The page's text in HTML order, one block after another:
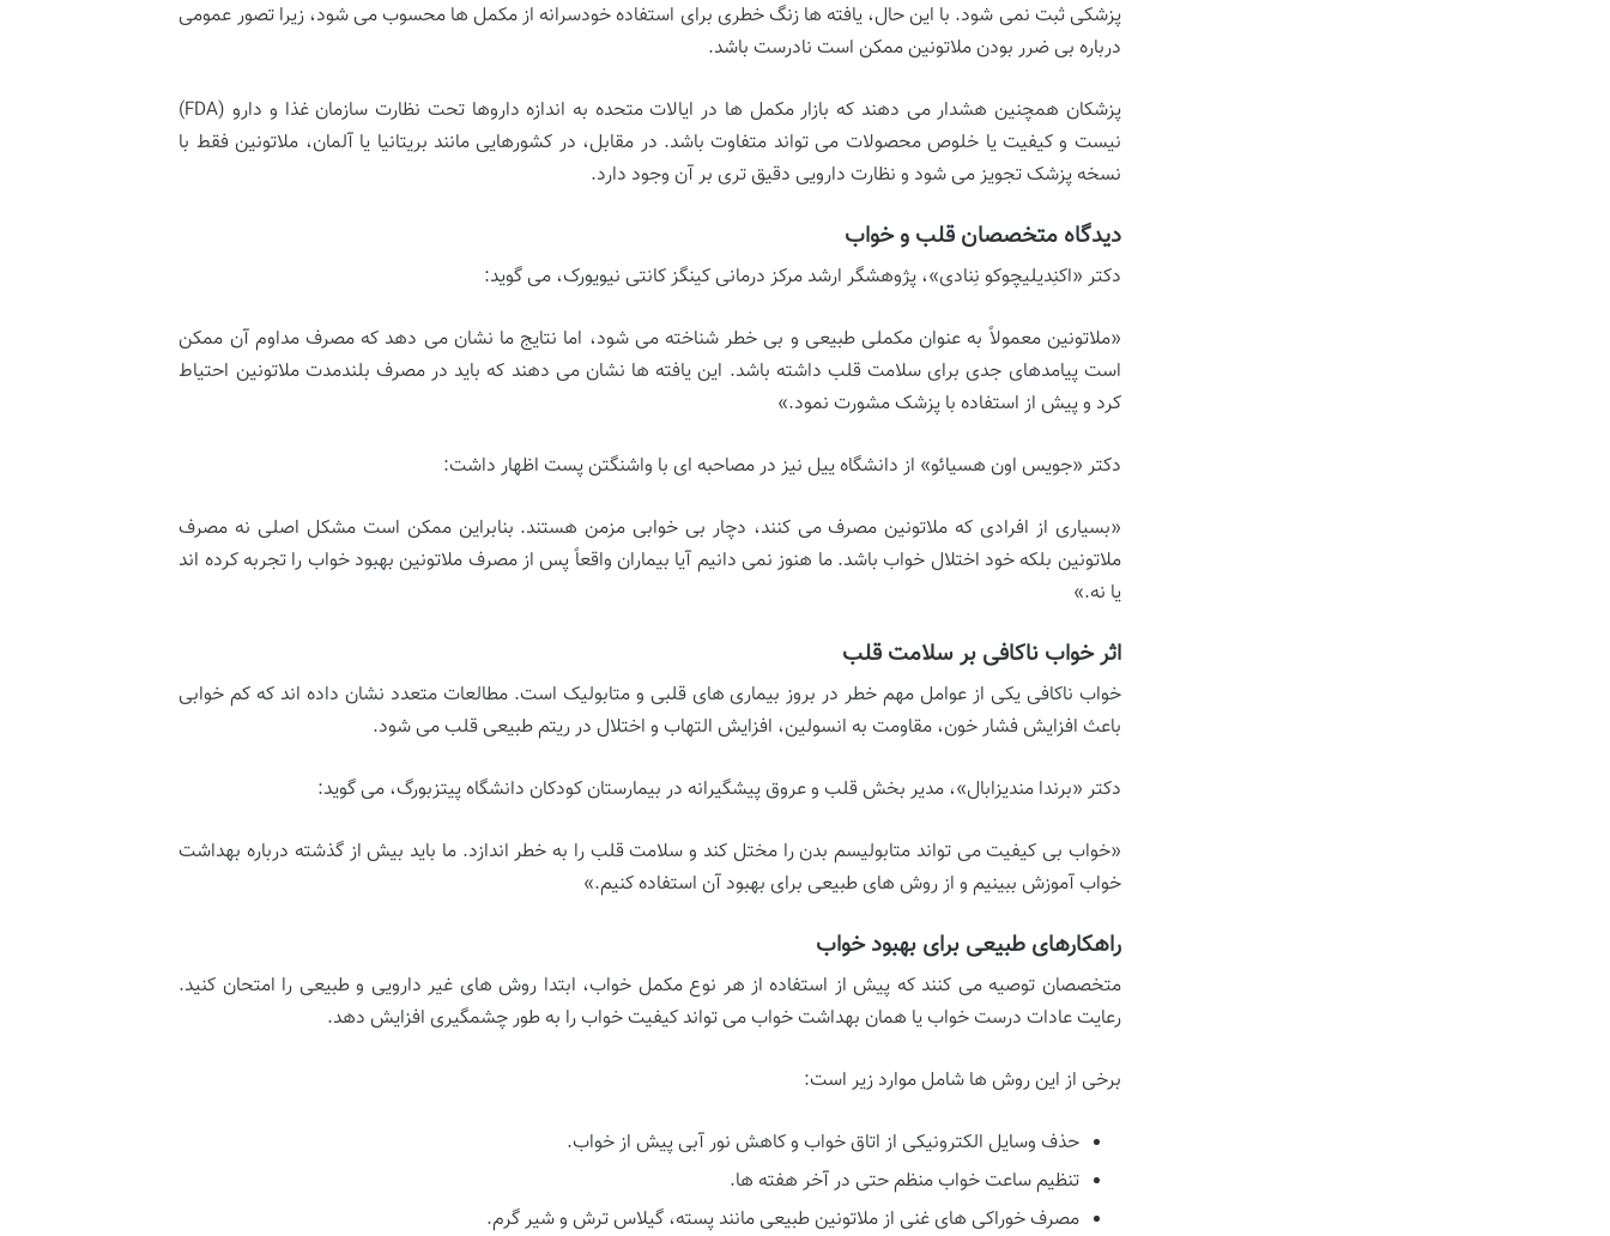
پزشکی ثبت نمی شود. با این حال، یافته ها زنگ خطری برای استفاده خودسرانه از مکمل ها محسوب می شود، زیرا تصور عمومی
درباره بی ضرر بودن ملاتونین ممکن است نادرست باشد.
پزشکان همچنین هشدار می دهند که بازار مکمل ها در ایالات متحده به اندازه داروها تحت نظارت سازمان غذا و دارو (FDA)
نیست و کیفیت یا خلوص محصولات می تواند متفاوت باشد. در مقابل، در کشورهایی مانند بریتانیا یا آلمان، ملاتونین فقط با
نسخه پزشک تجویز می شود و نظارت دارویی دقیق تری بر آن وجود دارد.
دیدگاه متخصصان قلب و خواب
دکتر «اکنِدیلیچوکو نِنادی»، پژوهشگر ارشد مرکز درمانی کینگز کانتی نیویورک، می گوید:
«ملاتونین معمولاً به عنوان مکملی طبیعی و بی خطر شناخته می شود، اما نتایج ما نشان می دهد که مصرف مداوم آن ممکن
است پیامدهای جدی برای سلامت قلب داشته باشد. این یافته ها نشان می دهند که باید در مصرف بلندمدت ملاتونین احتیاط
کرد و پیش از استفاده با پزشک مشورت نمود.»
دکتر «جویس اون هسیائو» از دانشگاه ییل نیز در مصاحبه ای با واشنگتن پست اظهار داشت:
«بسیاری از افرادی که ملاتونین مصرف می کنند، دچار بی خوابی مزمن هستند. بنابراین ممکن است مشکل اصلی نه مصرف
ملاتونین بلکه خود اختلال خواب باشد. ما هنوز نمی دانیم آیا بیماران واقعاً پس از مصرف ملاتونین بهبود خواب را تجربه کرده اند
یا نه.»
اثر خواب ناکافی بر سلامت قلب
خواب ناکافی یکی از عوامل مهم خطر در بروز بیماری های قلبی و متابولیک است. مطالعات متعدد نشان داده اند که کم خوابی
باعث افزایش فشار خون، مقاومت به انسولین، افزایش التهاب و اختلال در ریتم طبیعی قلب می شود.
دکتر «برندا مندیزابال»، مدیر بخش قلب و عروق پیشگیرانه در بیمارستان کودکان دانشگاه پیتزبورگ، می گوید:
«خواب بی کیفیت می تواند متابولیسم بدن را مختل کند و سلامت قلب را به خطر اندازد. ما باید بیش از گذشته درباره بهداشت
خواب آموزش ببینیم و از روش های طبیعی برای بهبود آن استفاده کنیم.»
راهکارهای طبیعی برای بهبود خواب
متخصصان توصیه می کنند که پیش از استفاده از هر نوع مکمل خواب، ابتدا روش های غیر دارویی و طبیعی را امتحان کنید.
رعایت عادات درست خواب یا همان بهداشت خواب می تواند کیفیت خواب را به طور چشمگیری افزایش دهد.
برخی از این روش ها شامل موارد زیر است:
حذف وسایل الکترونیکی از اتاق خواب و کاهش نور آبی پیش از خواب.
تنظیم ساعت خواب منظم حتی در آخر هفته ها.
مصرف خوراکی های غنی از ملاتونین طبیعی مانند پسته، گیلاس ترش و شیر گرم.